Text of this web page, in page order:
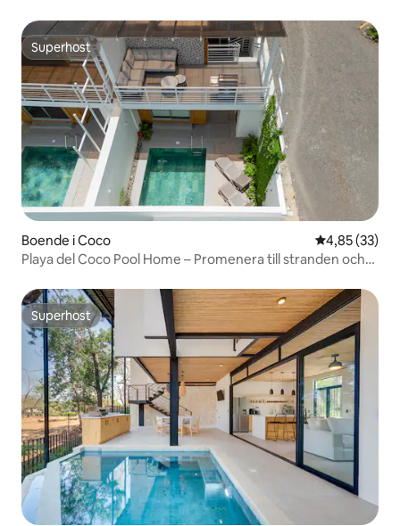
Superhost
Superhost
Boende i Coco 4,85 av 5 i
4,85 (33)
Playa del Coco Pool Home – Promenera till stranden och
Superhost
Superhost